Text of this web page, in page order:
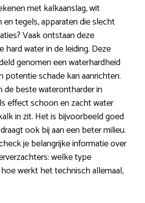
met kalkaanslag, wit
en tegels, apparaten die slecht
Vaak ontstaan deze
water in de leiding. Deze
genomen een waterhardheid
potentie schade kan aanrichten.
de beste waterontharder in
effect schoon en zacht water
in zit. Het is bijvoorbeeld goed
ook bij aan een beter milieu.
je belangrijke informatie over
welke type
werkt het technisch allemaal,